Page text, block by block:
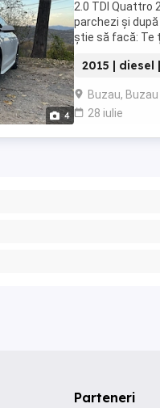
4
2.0 TDI Quattro
parchezi și
știe să facă: Te
2015 | diesel
Buzau, Buzau
28 iulie
Parteneri